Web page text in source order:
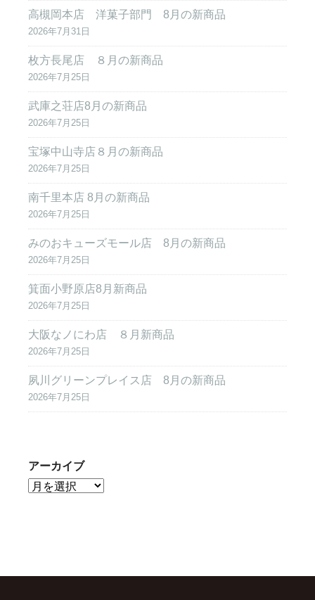
高槻岡本店 洋菓子部門 8月の新商品
2026年7月31日
枚方長尾店 ８月の新商品
2026年7月25日
武庫之荘店8月の新商品
2026年7月25日
宝塚中山寺店８月の新商品
2026年7月25日
南千里本店 8月の新商品
2026年7月25日
みのおキューズモール店 8月の新商品
2026年7月25日
箕面小野原店8月新商品
2026年7月25日
大阪なノにわ店 ８月新商品
2026年7月25日
夙川グリーンプレイス店 8月の新商品
2026年7月25日
アーカイブ